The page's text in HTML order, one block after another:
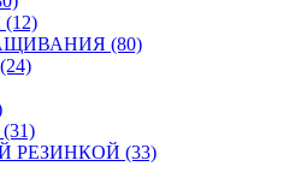
(80)
(33)